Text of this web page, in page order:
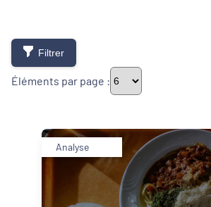
Filtrer
Éléments par page :
Thématiques
Démarches alimentaires
Analyse